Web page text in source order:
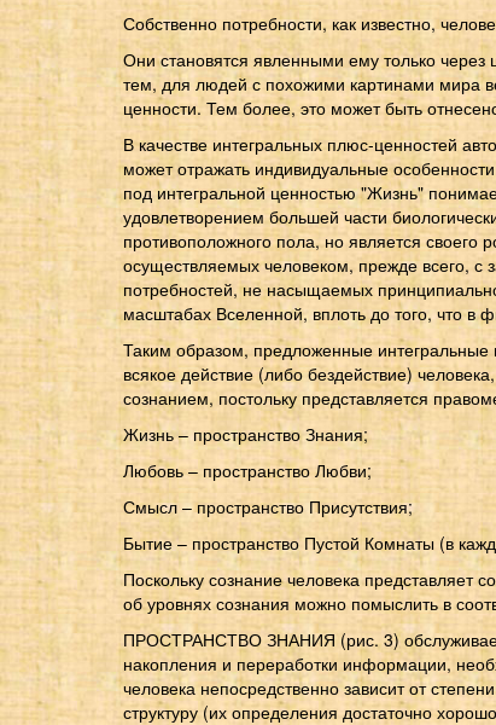
Собственно потребности, как известно,
Они становятся явленными ему только через
тем, для людей с похожими картинами мира
ценности. Тем более, это может быть
В качестве интегральных плюс-ценностей
может отражать индивидуальные
под интегральной ценностью "Жизнь"
удовлетворением большей части
противоположного пола, но является
осуществляемых человеком, прежде всего,
потребностей, не насыщаемых
масштабах Вселенной, вплоть до того, что в
Таким образом, предложенные интегральные
всякое действие (либо бездействие)
сознанием, постольку представляется
Жизнь – пространство Знания;
Любовь – пространство Любви;
Смысл – пространство Присутствия;
Бытие – пространство Пустой Комнаты (в
Поскольку сознание человека
об уровнях сознания можно помыслить в
ПРОСТРАНСТВО ЗНАНИЯ (рис. 3) обслуживает
накопления и переработки информации,
человека непосредственно зависит от
структуру (их определения достаточно